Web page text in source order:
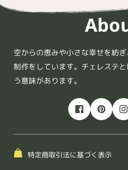
空からの恵みや小さな幸せを紡
制作をしています。チェレステ
う意味があります。
特定商取引法に基づく表示